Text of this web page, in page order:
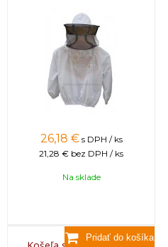
26,18 € s DPH / ks
21,28 € bez DPH / ks
Na sklade